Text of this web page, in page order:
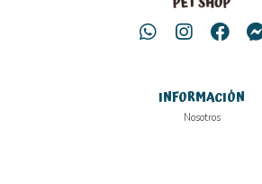
INFORMACIÓN
Nosotros